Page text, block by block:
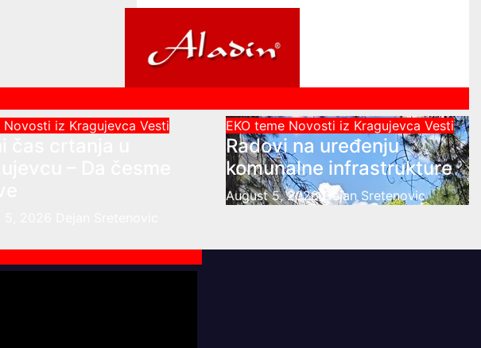
Novosti iz Kragujevca Vesti EKO teme Novosti iz Kragujevca Vesti
Radovi na uređenju
komunalne infrastrukture
August 5, 2026Dejan Sretenovic